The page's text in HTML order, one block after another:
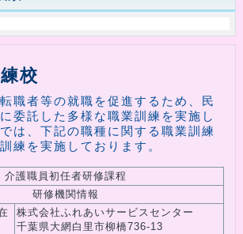
校
職者等の就職を促進するため、民
委託した多様な職業訓練を実施し
は、下記の職種に関する職業訓練
練を実施しております。
介護職員初任者研修課程
研修機関情報
株式会社ふれあいサービスセンター
千葉県大網白里市柳橋736-13